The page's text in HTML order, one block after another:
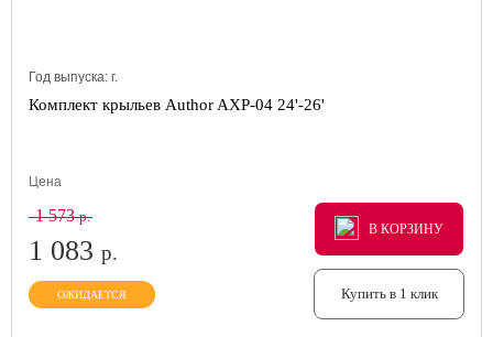
Год выпуска: г.
Комплект крыльев Author AXP-04 24'-26'
Цена
1 573р.
1 083 р.
ОЖИДАЕТСЯ
В КОРЗИНУ
В КОРЗИНУ
В КОРЗИНУ
Купить в 1 клик